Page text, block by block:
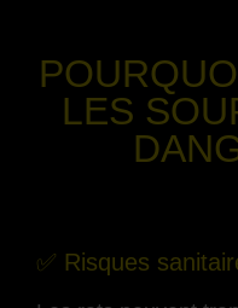
LES
✅ Risques